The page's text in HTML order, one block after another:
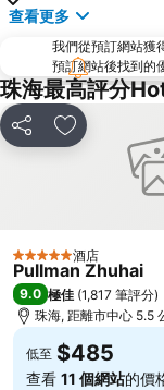
金灣區
議事廳前地
珠海景山公園
金蓮花廣場
Tai O
井岸
珠海美人魚雕像
The Third Affiliated Hospital Sun
查看更多
我們從預訂網站獲
預訂網站後找到的
珠海最高評分
分享 放到收藏夾
5 星級 酒店
Pullman Zhuhai
9.0 極佳 (1,817 筆評分)
珠海, 距離市中心 5.5
低至 $485
查看 11 個網站的價